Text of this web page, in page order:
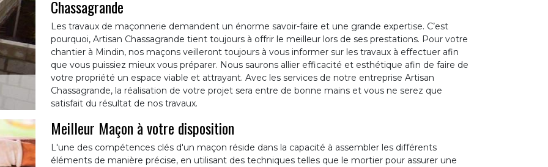
Chassagrande
Les travaux de maçonnerie demandent un énorme savoir-faire et une grande expertise. C’est
pourquoi, Artisan Chassagrande tient toujours à offrir le meilleur lors de ses prestations. Pour votre
chantier à Mindin, nos maçons veilleront toujours à vous informer sur les travaux à effectuer afin
que vous puissiez mieux vous préparer. Nous saurons allier efficacité et esthétique afin de faire de
votre propriété un espace viable et attrayant. Avec les services de notre entreprise Artisan
Chassagrande, la réalisation de votre projet sera entre de bonne mains et vous ne serez que
satisfait du résultat de nos travaux.
Meilleur Maçon à votre disposition
L'une des compétences clés d'un maçon réside dans la capacité à assembler les différents
éléments de manière précise, en utilisant des techniques telles que le mortier pour assurer une